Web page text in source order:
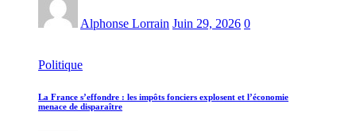
Alphonse Lorrain Juin 29, 2026 0
Politique
La France s’effondre : les impôts fonciers explosent et l’économie
menace de disparaître